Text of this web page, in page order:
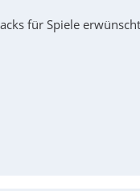
für Spiele